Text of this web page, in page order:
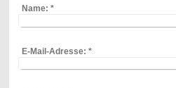
Name: *
E-Mail-Adresse: *